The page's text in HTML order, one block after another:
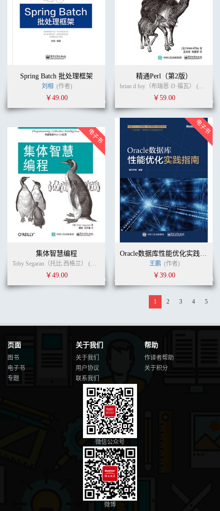
Spring Batch 批处理框架
刘相 (作者)
￥49.00
精通Perl（第2版）
brian d foy（布瑞恩·D·福瓦） (作者)
￥59.00
集体智慧编程
Toby Segaran（托比.西格兰） (作者)
￥49.00
Oracle数据库性能优化实践指南
王鹏 (作者)
￥39.00
1 2 3 4 5
页面
图书
电子书
专题
关于我们
关于我们
用户协议
联系我们
帮助
作译者帮助
关于积分
微信公众号
微博